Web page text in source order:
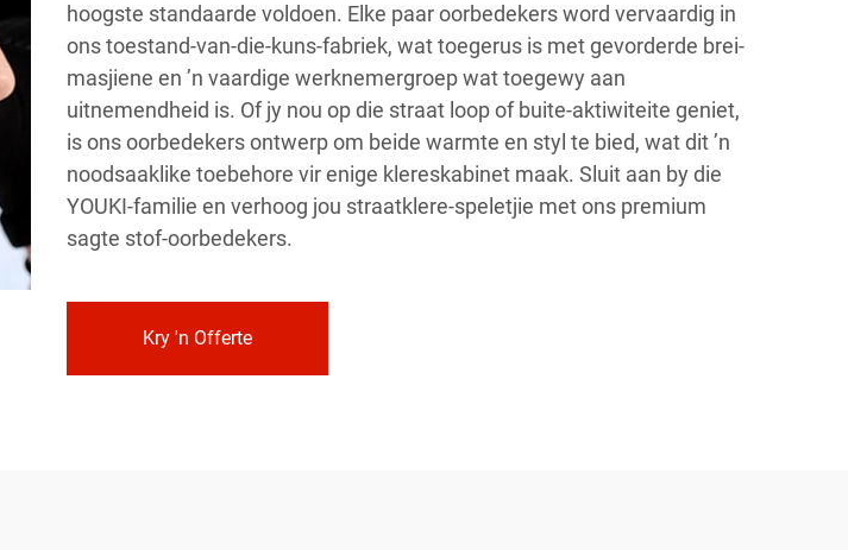
hoogste standaarde voldoen. Elke paar oorbedekers word vervaardig in
ons toestand-van-die-kuns-fabriek, wat toegerus is met gevorderde brei-
masjiene en ’n vaardige werknemergroep wat toegewy aan
uitnemendheid is. Of jy nou op die straat loop of buite-aktiwiteite geniet,
is ons oorbedekers ontwerp om beide warmte en styl te bied, wat dit ’n
noodsaaklike toebehore vir enige klereskabinet maak. Sluit aan by die
YOUKI-familie en verhoog jou straatklere-speletjie met ons premium
sagte stof-oorbedekers.
Kry 'n Offerte